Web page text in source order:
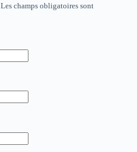
Les champs obligatoires sont